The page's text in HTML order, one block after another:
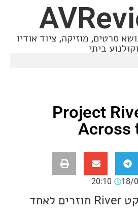
ציוד אודיו
השבוע בפרויקט River חוזרים לאחד